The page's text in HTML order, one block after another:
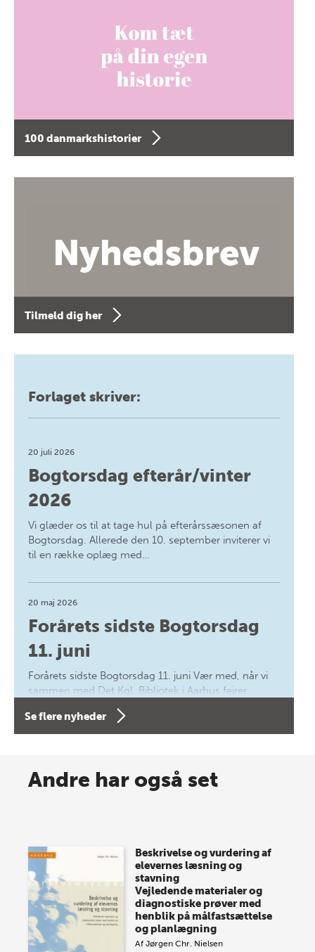
100 danmarkshistorier
Tilmeld dig her
Forlaget skriver:
20 juli 2026
Bogtorsdag efterår/vinter
2026
Vi glæder os til at tage hul på efterårssæsonen af
Bogtorsdag. Allerede den 10. september inviterer vi
til en række oplæg med…
20 maj 2026
Forårets sidste Bogtorsdag
11. juni
Forårets sidste Bogtorsdag 11. juni Vær med, når vi
sammen med Det Kgl. Bibliotek i Aarhus fejrer
forfatterne bag vores nyes…
Spar op til 70% til sommer-
onsdag den 10. j…
Se flere nyheder
Andre har også set
Beskrivelse og vurdering af
elevernes læsning og
stavning
Vejledende materialer og
diagnostiske prøver med
henblik på målfastsættelse
og planlægning
AfJørgen Chr. Nielsen